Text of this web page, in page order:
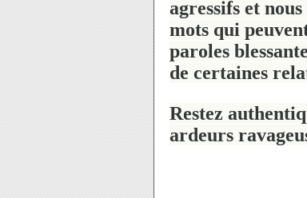
agressifs et
mots qui
paroles
de certaines
Restez
ardeurs